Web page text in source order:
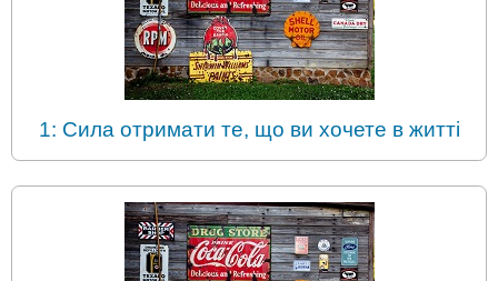
1: Сила отримати те, що ви хочете в житті